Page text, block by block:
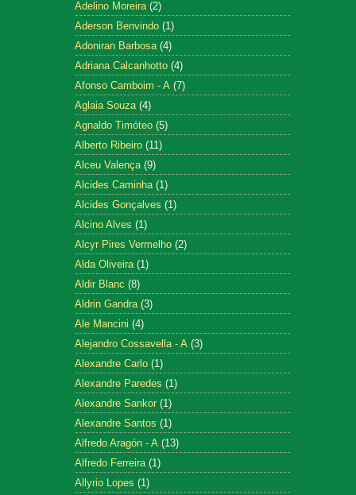
Adelino Moreira (2)
Aderson Benvindo (1)
Adoniran Barbosa (4)
Adriana Calcanhotto (4)
Afonso Camboim - A (7)
Aglaia Souza (4)
Agnaldo Timóteo (5)
Alberto Ribeiro (11)
Alceu Valença (9)
Alcides Caminha (1)
Alcides Gonçalves (1)
Alcino Alves (1)
Alcyr Pires Vermelho (2)
Alda Oliveira (1)
Aldir Blanc (8)
Aldrin Gandra (3)
Ale Mancini (4)
Alejandro Cossavella - A (3)
Alexandre Carlo (1)
Alexandre Paredes (1)
Alexandre Sankor (1)
Alexandre Santos (1)
Alfredo Aragón - A (13)
Alfredo Ferreira (1)
Allyrio Lopes (1)